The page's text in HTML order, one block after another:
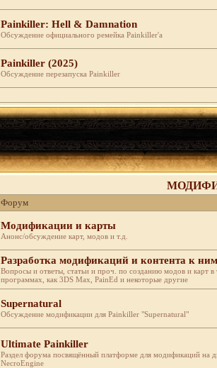
Painkiller: Hell & Damnation
Обсуждение официального ремейка Painkiller'а
Painkiller (2025)
Обсуждение перезапуска Painkiller
Форум
Модификации и карты
Анонс/обсуждение карт, модов и т.д.
Разработка модификаций и контента к ним
Вопросы и ответы, статьи и проч. по созданию модов и карт в
программах, как 3DS Max, PainEd и некоторые другие
Supernatural
Обсуждение модификации для Painkiller "Supernatural"
Ultimate Painkiller
Раздел форума посвящённый платформе для модификаций на
NecroEngine